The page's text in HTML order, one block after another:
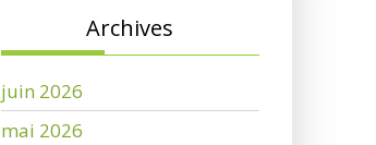
Archives
juin 2026
mai 2026